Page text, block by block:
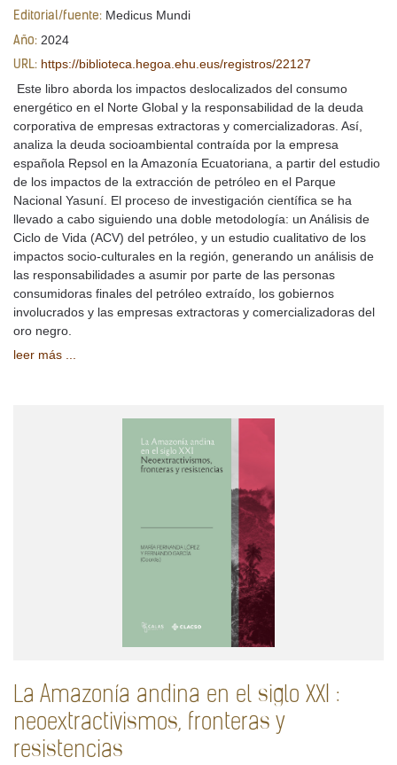
Editorial/fuente: Medicus Mundi
Año: 2024
URL: https://biblioteca.hegoa.ehu.eus/registros/22127
Este libro aborda los impactos deslocalizados del consumo
energético en el Norte Global y la responsabilidad de la deuda
corporativa de empresas extractoras y comercializadoras. Así,
analiza la deuda socioambiental contraída por la empresa
española Repsol en la Amazonía Ecuatoriana, a partir del estudio
de los impactos de la extracción de petróleo en el Parque
Nacional Yasuní. El proceso de investigación científica se ha
llevado a cabo siguiendo una doble metodología: un Análisis de
Ciclo de Vida (ACV) del petróleo, y un estudio cualitativo de los
impactos socio-culturales en la región, generando un análisis de
las responsabilidades a asumir por parte de las personas
consumidoras finales del petróleo extraído, los gobiernos
involucrados y las empresas extractoras y comercializadoras del
oro negro.
leer más ...
La Amazonía andina en el siglo XXI :
neoextractivismos, fronteras y
resistencias